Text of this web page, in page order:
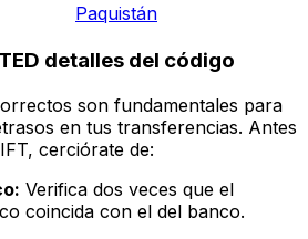
Paquistán
detalles del código
son fundamentales para
en tus transferencias. Antes
cerciórate de:
Verifica dos veces que el
coincida con el del banco.